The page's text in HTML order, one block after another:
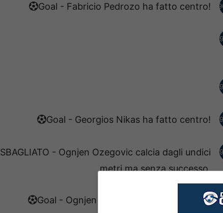
Goal - Fabricio Pedrozo ha fatto centro!
Goal - Georgios Nikas ha fatto centro!
SBAGLIATO - Ognjen Ozegovic calcia dagli undici
metri ma senza successo.
Goal - Ognjen Ozegovic ha fatto centro!